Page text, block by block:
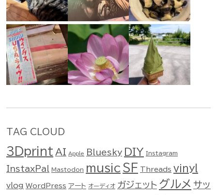
TAG CLOUD
3Dprint AI Apple Bluesky DIY Instagram
InstaxPal Mastodon music SF Threads vinyl
vlog WordPress アート オーディオ ガジェット グルメ サッ